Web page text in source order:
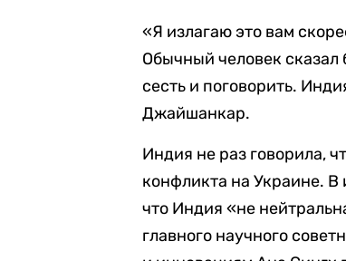
«Я излагаю это вам
Обычный человек
сесть и поговорить.
Джайшанкар.
Индия не раз говорила,
конфликта на Украине.
что Индия «не
главного научного